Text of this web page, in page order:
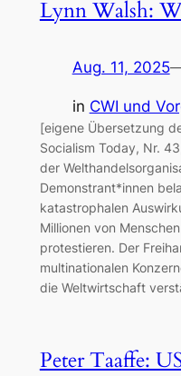
Lynn Walsh:
Aug. 11, 2025
in CWI und
[eigene Übersetzung
Socialism Today, Nr.
der
Demonstrant*innen
katastrophalen
Millionen von
protestieren. Der
multinationalen
die Weltwirtschaft
Peter Taaffe: